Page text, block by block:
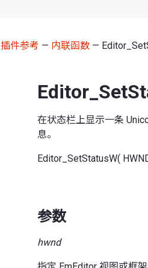
插件参考 — 内联函数—
在状态栏上显示一条
息。
Editor_SetStatusW(
参数
hwnd